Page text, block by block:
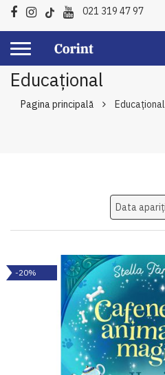
021 319 47 97
Educațional
Pagina principală Educațional
-20%